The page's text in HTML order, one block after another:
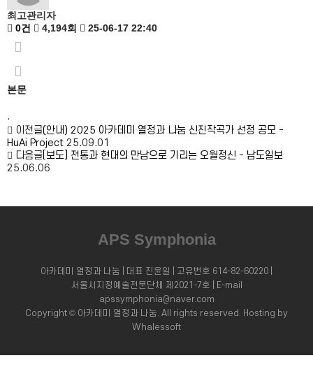
최고관리자
0건
4,194회 25-06-17 22:40
본문
.
이전글(안내) 2025 아카데미 열정과 나눔 신진작곡가 선정 공모 -
HuAi Project 25.09.01
다음글 [보도] 전통과 현대의 만남으로 기리는 오월정신 - 남도일보
25.06.06
APS Symphonia
아카데미 열정과 나눔 | 대표 진윤일 | 고유번호 614-82-60220 |
서울시지정예술전문단체 제2021-7호 | E-mail
apssymphonia@naver.com
Copyright © 아카데미 열정과 나눔. All rights reserved.
Hosting by
Whalessoft